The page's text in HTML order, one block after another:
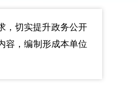
，切实提升政务公开
容，编制形成本单位